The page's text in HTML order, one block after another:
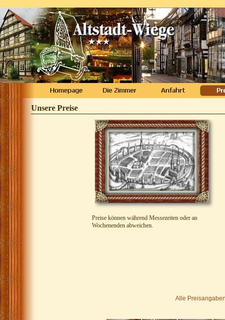
Unsere Preise
Preise können während Messezeiten oder an
Wochenenden abweichen.
Alle